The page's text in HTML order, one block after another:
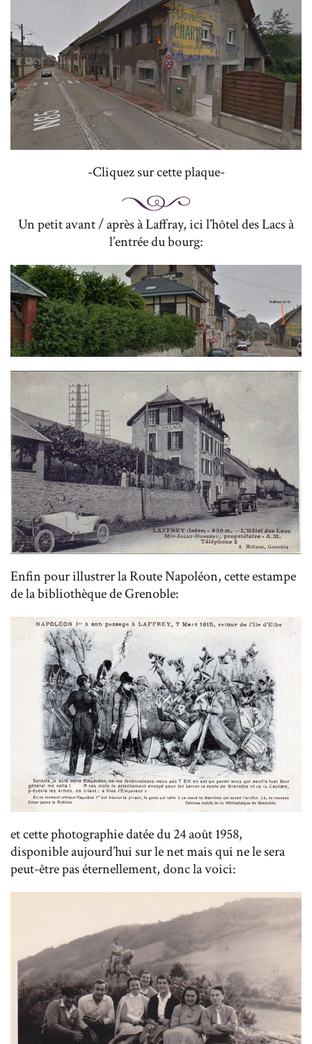
-Cliquez sur cette plaque-
Un petit avant / après à Laffray, ici l’hôtel des Lacs à
l’entrée du bourg:
Enfin pour illustrer la Route Napoléon, cette estampe
de la bibliothèque de Grenoble:
et cette photographie datée du 24 août 1958,
disponible aujourd’hui sur le net mais qui ne le sera
peut-être pas éternellement, donc la voici: